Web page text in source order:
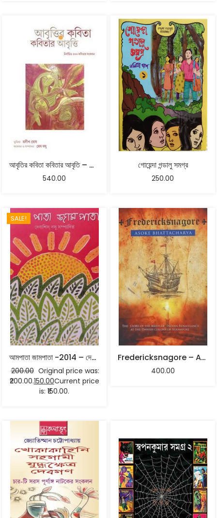
আবৃতির কবিতা কবিতার আবৃতি – মেঘ বসু
540.00
গোয়েন্দা গন্ডালু সমগ্র
250.00
SALE!
আমপাতা জামপাতা -2014 – দেবাশিস বসু সম্পাদিত
200.00 Original price was:
₹200.00.150.00Current price
is: ₹150.00.
Fredericksnagore – Asoke Bhattacharya
400.00